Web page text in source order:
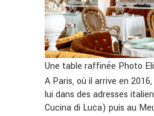
Une table raffinée Photo
A Paris, où il arrive en
lui dans des adresses
Cucina di Luca) puis au